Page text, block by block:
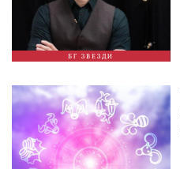
БГ ЗВЕЗДИ